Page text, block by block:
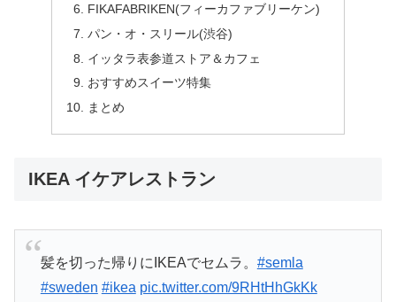
FIKAFABRIKEN(フィーカファブリーケン)
パン・オ・スリール(渋谷)
イッタラ表参道ストア＆カフェ
おすすめスイーツ特集
まとめ
IKEA イケアレストラン
髪を切った帰りにIKEAでセムラ。 #semla
#sweden #ikea pic.twitter.com/9RHtHhGkKk